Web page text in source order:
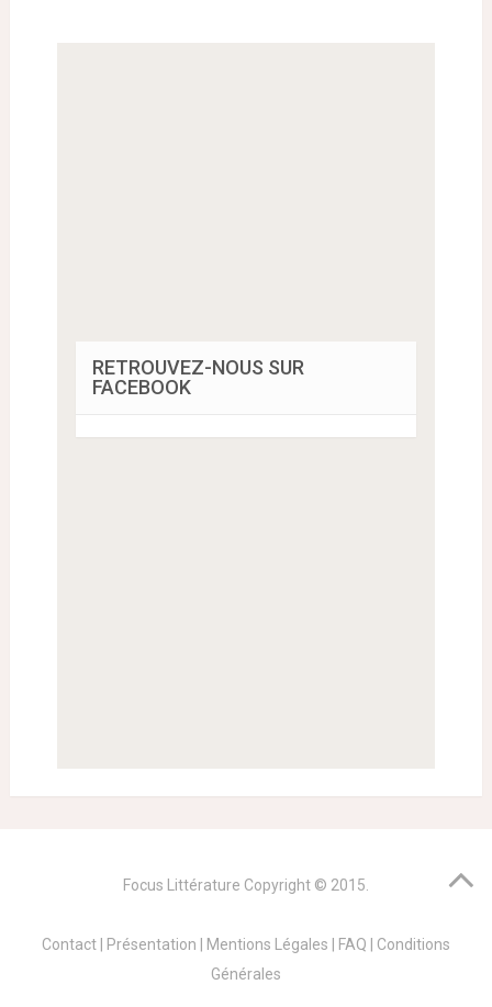
RETROUVEZ-NOUS SUR
FACEBOOK
Focus Littérature Copyright © 2015.
Contact Présentation Mentions Légales FAQ
Conditions
Générales